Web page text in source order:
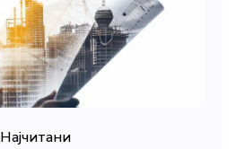
Најчитани